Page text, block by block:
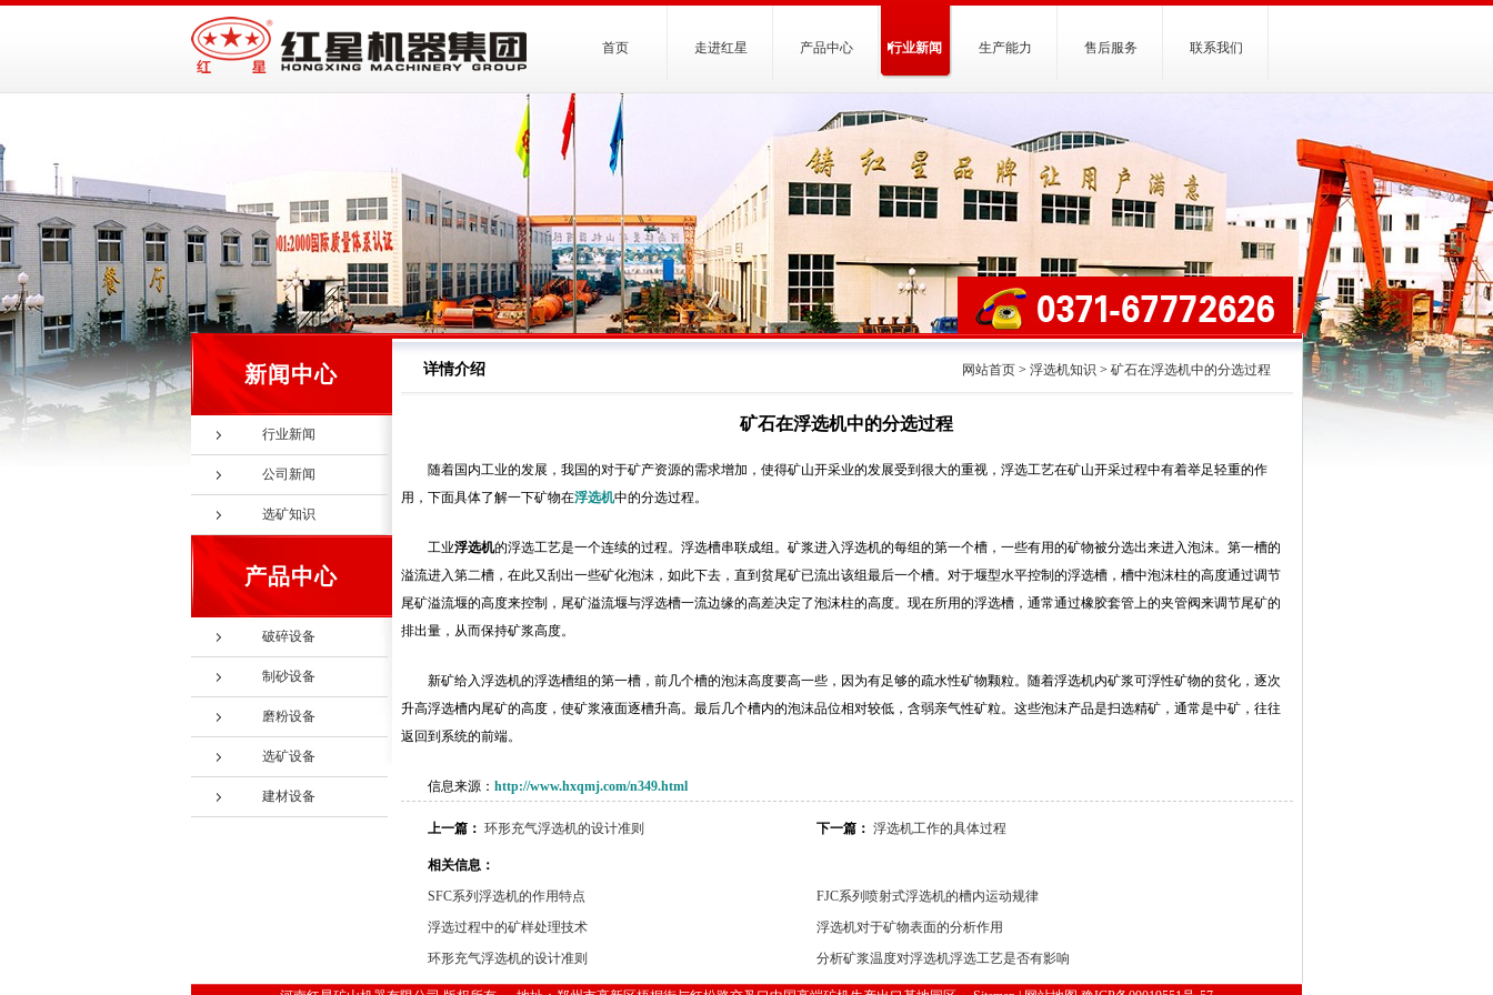
首页 走进红星 产品中心 行业新闻 生产能力 售后服务 联系我们
新闻中心
行业新闻
公司新闻
选矿知识
产品中心
破碎设备
制砂设备
磨粉设备
选矿设备
建材设备
详情介绍 网站首页> 浮选机知识 > 矿石在浮选机中的分选过程
矿石在浮选机中的分选过程
随着国内工业的发展，我国的对于矿产资源的需求增加，使得矿山开采业的发展受到很大的重视，浮选工艺在矿山开采过程中有着举足轻重的作
用，下面具体了解一下矿物在浮选机中的分选过程。
工业浮选机的浮选工艺是一个连续的过程。浮选槽串联成组。矿浆进入浮选机的每组的第一个槽，一些有用的矿物被分选出来进入泡沫。第一槽的
溢流进入第二槽，在此又刮出一些矿化泡沫，如此下去，直到贫尾矿已流出该组最后一个槽。对于堰型水平控制的浮选槽，槽中泡沫柱的高度通过调节
尾矿溢流堰的高度来控制，尾矿溢流堰与浮选槽一流边缘的高差决定了泡沫柱的高度。现在所用的浮选槽，通常通过橡胶套管上的夹管阀来调节尾矿的
排出量，从而保持矿浆高度。
新矿给入浮选机的浮选槽组的第一槽，前几个槽的泡沫高度要高一些，因为有足够的疏水性矿物颗粒。随着浮选机内矿浆可浮性矿物的贫化，逐次
升高浮选槽内尾矿的高度，使矿浆液面逐槽升高。最后几个槽内的泡沫品位相对较低，含弱亲气性矿粒。这些泡沫产品是扫选精矿，通常是中矿，往往
返回到系统的前端。
信息来源： http://www.hxqmj.com/n349.html
上一篇： 环形充气浮选机的设计准则 下一篇： 浮选机工作的具体过程
相关信息：
SFC系列浮选机的作用特点
FJC系列喷射式浮选机的槽内运动规律
浮选过程中的矿样处理技术
浮选机对于矿物表面的分析作用
环形充气浮选机的设计准则
分析矿浆温度对浮选机浮选工艺是否有影响